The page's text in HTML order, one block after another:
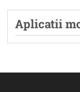
Aplicatii